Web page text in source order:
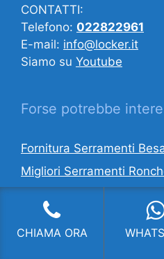
CONTATTI:
Telefono: 022822961
E-mail: info@locker.it
Siamo su Youtube
Forse potrebbe
Fornitura Serramenti
Migliori Serramenti
Vendita Serramenti Villa
Vendita Serramenti
CHIAMA ORA